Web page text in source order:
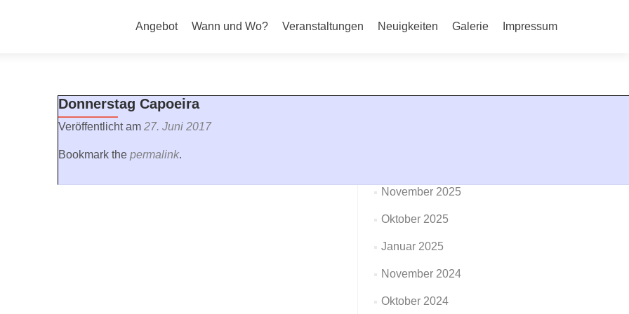
Menü
Angebot Wann und Wo? Veranstaltungen Neuigkeiten Galerie Impressum
Donnerstag Capoeira
Veröffentlicht am 27. Juni 2017
Bookmark the permalink.
November 2025
Oktober 2025
Januar 2025
November 2024
Oktober 2024